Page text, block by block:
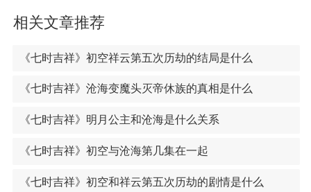
相关文章推荐
《七时吉祥》初空祥云第五次历劫的结局是什么
《七时吉祥》沧海变魔头灭帝休族的真相是什么
《七时吉祥》明月公主和沧海是什么关系
《七时吉祥》初空与沧海第几集在一起
《七时吉祥》初空和祥云第五次历劫的剧情是什么